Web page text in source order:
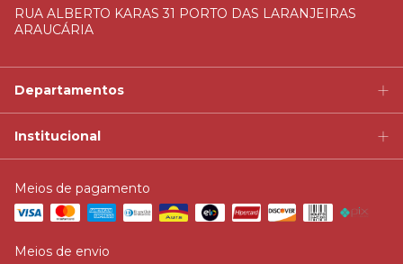
RUA ALBERTO KARAS 31 PORTO DAS LARANJEIRAS
ARAUCÁRIA
Departamentos
Institucional
Meios de pagamento
Meios de envio